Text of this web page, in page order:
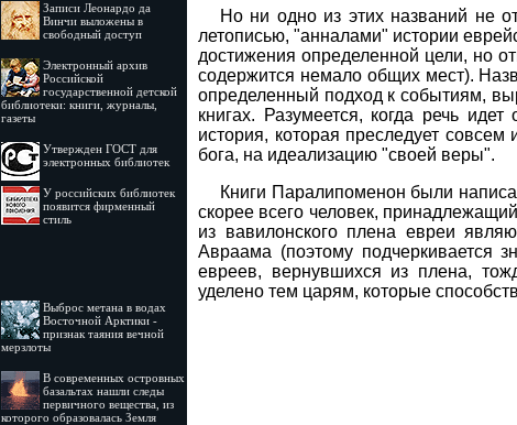
Записи Леонардо да
Винчи выложены в
свободный доступ
Электронный архив
Российской
государственной детской
библиотеки: книги, журналы,
газеты
Утвержден ГОСТ для
электронных библиотек
У российских библиотек
появится фирменный
стиль
Выброс метана в водах
Восточной Арктики -
признак таяния вечной
мерзлоты
В современных островных
базальтах нашли следы
первичного вещества, из
которого образовалась Земля
Но ни одно из этих названий не
летописью, "анналами" истории
достижения определенной цели, но
содержится немало общих мест).
определенный подход к событиям,
книгах. Разумеется, когда речь
история, которая преследует
бога, на идеализацию "своей веры".
Книги Паралипоменон были
скорее всего человек,
из вавилонского плена евреи
Авраама (поэтому подчеркивается
евреев, вернувшихся из плена,
уделено тем царям, которые